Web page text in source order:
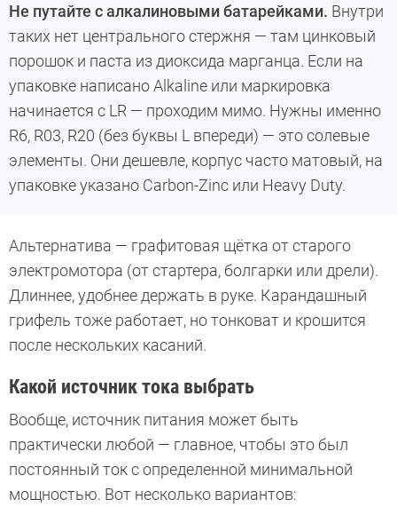
Не путайте с алкалиновыми батарейками. Внутри
таких нет центрального стержня — там цинковый
порошок и паста из диоксида марганца. Если на
упаковке написано Alkaline или маркировка
начинается с LR — проходим мимо. Нужны именно
R6, R03, R20 (без буквы L впереди) — это солевые
элементы. Они дешевле, корпус часто матовый, на
упаковке указано Carbon-Zinc или Heavy Duty.
Альтернатива — графитовая щётка от старого
электромотора (от стартера, болгарки или дрели).
Длиннее, удобнее держать в руке. Карандашный
грифель тоже работает, но тонковат и крошится
после нескольких касаний.
Какой источник тока выбрать
Вообще, источник питания может быть
практически любой — главное, чтобы это был
постоянный ток с определенной минимальной
мощностью. Вот несколько вариантов: